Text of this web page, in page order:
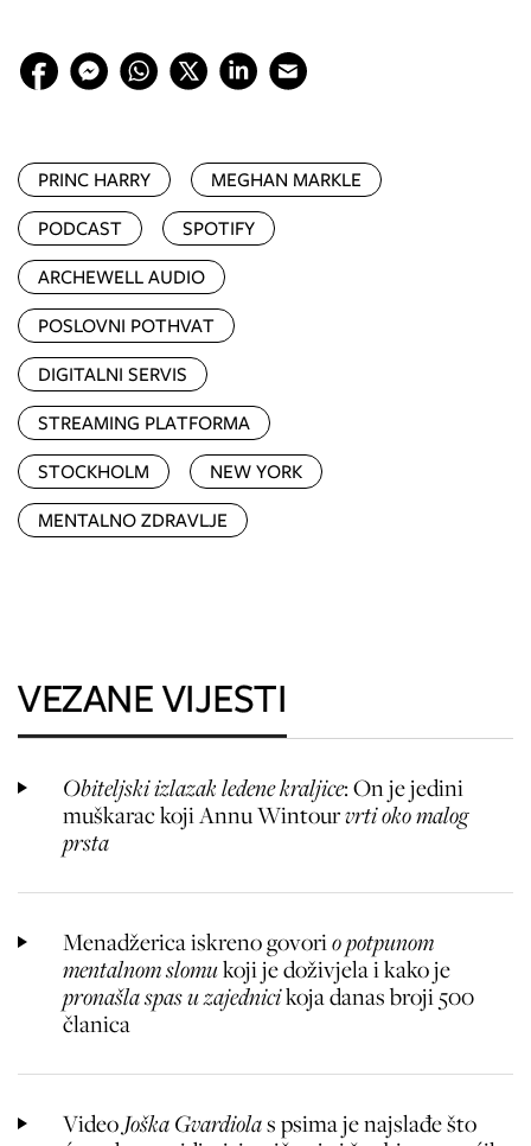
PRINC HARRY
MEGHAN MARKLE
PODCAST
SPOTIFY
ARCHEWELL AUDIO
POSLOVNI POTHVAT
DIGITALNI SERVIS
STREAMING PLATFORMA
STOCKHOLM
NEW YORK
MENTALNO ZDRAVLJE
VEZANE VIJESTI
Obiteljski izlazak ledene kraljice: On je jedini
muškarac koji Annu Wintourvrti oko malog
prsta
Menadžerica iskreno govorio potpunom
mentalnom slomukoji je doživjela i kako je
pronašla spas u zajednicikoja danas broji 500
članica
Video Joška Gvardiolas psima je najslađe što